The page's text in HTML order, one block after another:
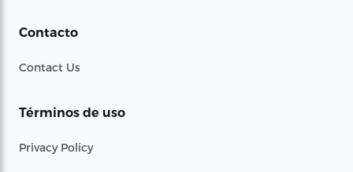
Contacto
Contact Us
Términos de uso
Privacy Policy